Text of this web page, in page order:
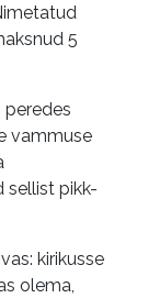
5
peredes
vammuse
sellist pikk-
kirikusse
olema,